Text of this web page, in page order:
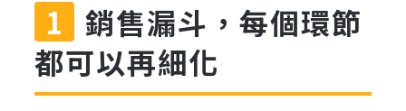
銷售漏斗，每個環節
都可以再細化